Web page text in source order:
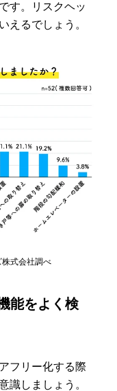
す。リスクヘッ
えるでしょう。
式会社調べ
能をよく検
フリー化する際
識しましょう。